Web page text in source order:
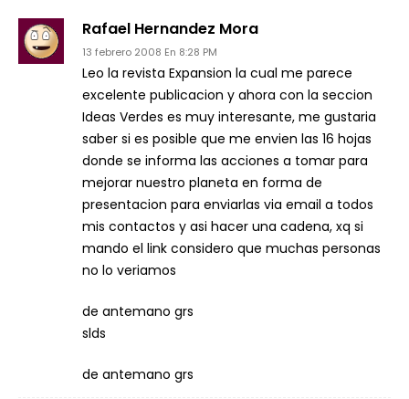
Rafael Hernandez Mora
13 febrero 2008 En 8:28 PM
Leo la revista Expansion la cual me parece
excelente publicacion y ahora con la seccion
Ideas Verdes es muy interesante, me gustaria
saber si es posible que me envien las 16 hojas
donde se informa las acciones a tomar para
mejorar nuestro planeta en forma de
presentacion para enviarlas via email a todos
mis contactos y asi hacer una cadena, xq si
mando el link considero que muchas personas
no lo veriamos
de antemano grs
slds
de antemano grs